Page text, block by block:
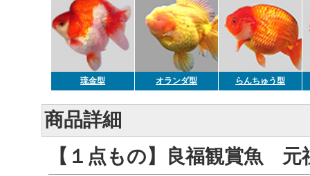
琉金型 オランダ型 らんちゅう型
商品詳細
【１点もの】良福観賞魚